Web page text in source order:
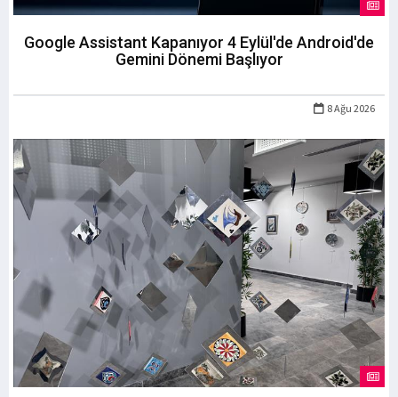
Google Assistant Kapanıyor 4 Eylül'de Android'de
Gemini Dönemi Başlıyor
8 Ağu 2026